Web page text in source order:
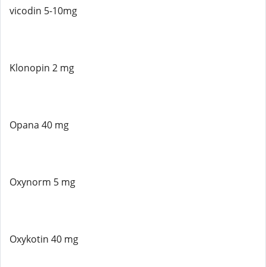
vicodin 5-10mg
Klonopin 2 mg
Opana 40 mg
Oxynorm 5 mg
Oxykotin 40 mg